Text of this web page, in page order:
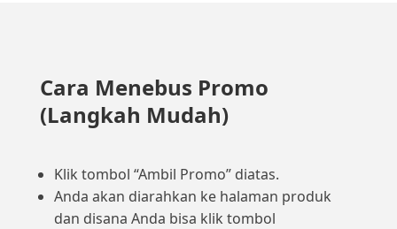
Cara Menebus Promo
(Langkah Mudah)
Klik tombol “Ambil Promo” diatas.
Anda akan diarahkan ke halaman produk
dan disana Anda bisa klik tombol